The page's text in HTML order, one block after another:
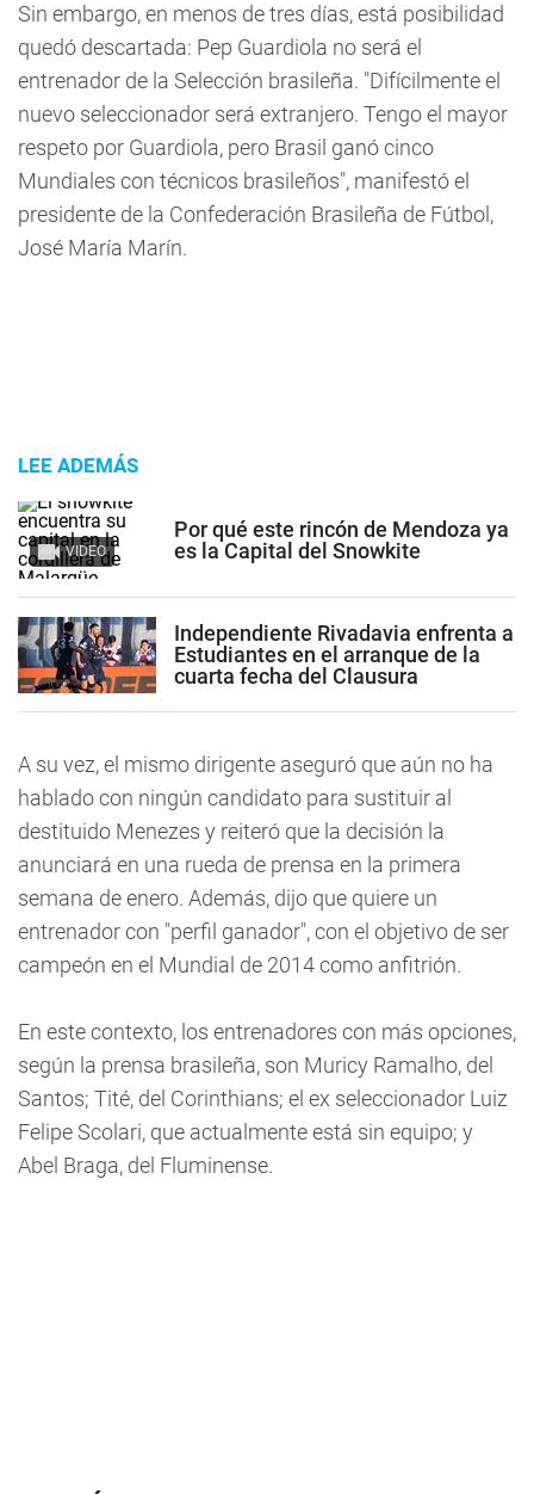
Sin embargo, en menos de tres días, está posibilidad
quedó descartada: Pep Guardiola no será el
entrenador de la Selección brasileña. "Difícilmente el
nuevo seleccionador será extranjero. Tengo el mayor
respeto por Guardiola, pero Brasil ganó cinco
Mundiales con técnicos brasileños", manifestó el
presidente de la Confederación Brasileña de Fútbol,
José María Marín.
LEE ADEMÁS
VIDEO
Por qué este rincón de Mendoza ya
es la Capital del Snowkite
Independiente Rivadavia enfrenta a
Estudiantes en el arranque de la
cuarta fecha del Clausura
A su vez, el mismo dirigente aseguró que aún no ha
hablado con ningún candidato para sustituir al
destituido Menezes y reiteró que la decisión la
anunciará en una rueda de prensa en la primera
semana de enero. Además, dijo que quiere un
entrenador con "perfil ganador", con el objetivo de ser
campeón en el Mundial de 2014 como anfitrión.
En este contexto, los entrenadores con más opciones,
según la prensa brasileña, son Muricy Ramalho, del
Santos; Tité, del Corinthians; el ex seleccionador Luiz
Felipe Scolari, que actualmente está sin equipo; y
Abel Braga, del Fluminense.